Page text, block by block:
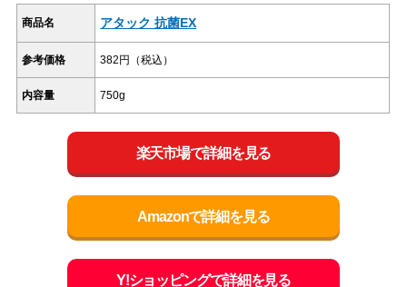
商品名 アタック 抗菌EX
参考価格 382円（税込）
内容量 750g
楽天市場で詳細を見る
Amazonで詳細を見る
Y!ショッピングで詳細を見る